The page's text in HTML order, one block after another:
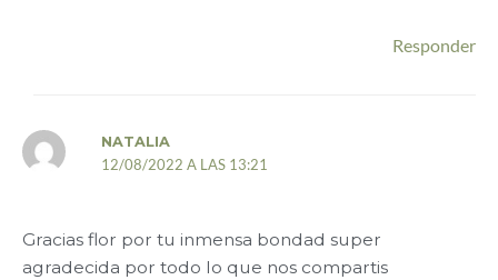
Responder
NATALIA
12/08/2022 A LAS 13:21
Gracias flor por tu inmensa bondad super
agradecida por todo lo que nos compartis